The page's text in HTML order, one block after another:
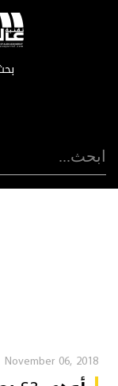
November 06, 2018